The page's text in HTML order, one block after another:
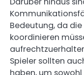
Bedeutung, da
koordinieren
Spieler sollten